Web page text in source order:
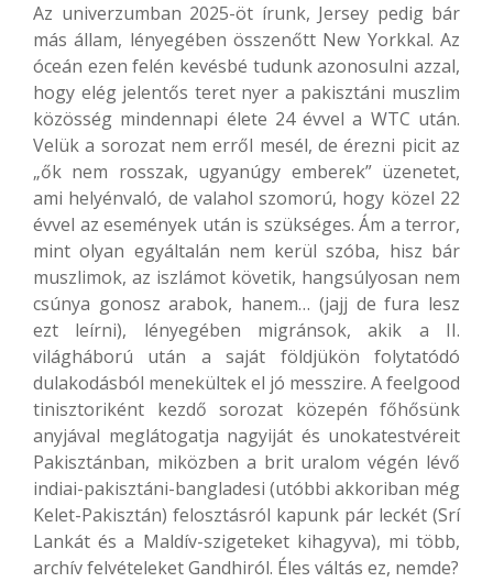
Az univerzumban 2025-öt írunk, Jersey pedig bár
más állam, lényegében összenőtt New Yorkkal. Az
óceán ezen felén kevésbé tudunk azonosulni azzal,
hogy elég jelentős teret nyer a pakisztáni muszlim
közösség mindennapi élete 24 évvel a WTC után.
Velük a sorozat nem erről mesél, de érezni picit az
„ők nem rosszak, ugyanúgy emberek” üzenetet,
ami helyénvaló, de valahol szomorú, hogy közel 22
évvel az események után is szükséges. Ám a terror,
mint olyan egyáltalán nem kerül szóba, hisz bár
muszlimok, az iszlámot követik, hangsúlyosan nem
csúnya gonosz arabok, hanem… (jajj de fura lesz
ezt leírni), lényegében migránsok, akik a II.
világháború után a saját földjükön folytatódó
dulakodásból menekültek el jó messzire. A feelgood
tinisztoriként kezdő sorozat közepén főhősünk
anyjával meglátogatja nagyiját és unokatestvéreit
Pakisztánban, miközben a brit uralom végén lévő
indiai-pakisztáni-bangladesi (utóbbi akkoriban még
Kelet-Pakisztán) felosztásról kapunk pár leckét (Srí
Lankát és a Maldív-szigeteket kihagyva), mi több,
archív felvételeket Gandhiról. Éles váltás ez, nemde?